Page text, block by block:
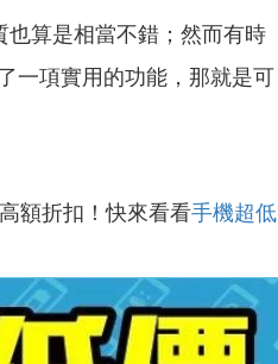
算是相當不錯；然而有時
一項實用的功能，那就是可
額折扣！快來看看手機超低